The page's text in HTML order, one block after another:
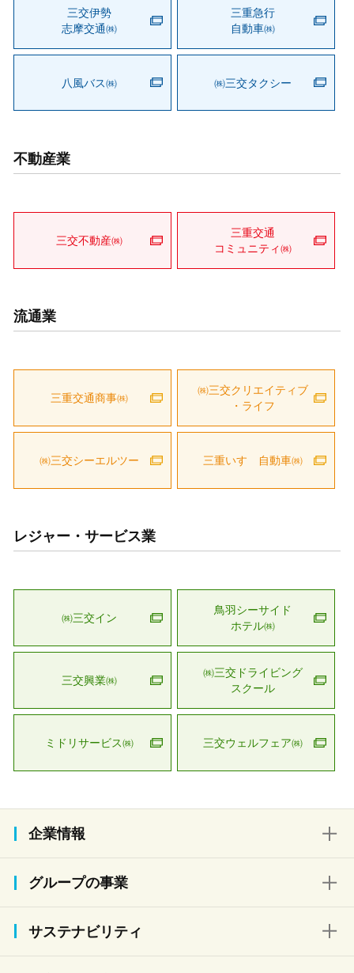
三交伊勢
志摩交通㈱
三重急行
自動車㈱
八風バス㈱ ㈱三交タクシー
不動産業
三交不動産㈱
三重交通
コミュニティ㈱
流通業
三重交通商事㈱
㈱三交クリエイティブ
・ライフ
㈱三交シーエルツー 三重いすゞ自動車㈱
レジャー・サービス業
㈱三交イン
鳥羽シーサイド
ホテル㈱
三交興業㈱
㈱三交ドライビング
スクール
ミドリサービス㈱ 三交ウェルフェア㈱
企業情報
グループの事業
サステナビリティ